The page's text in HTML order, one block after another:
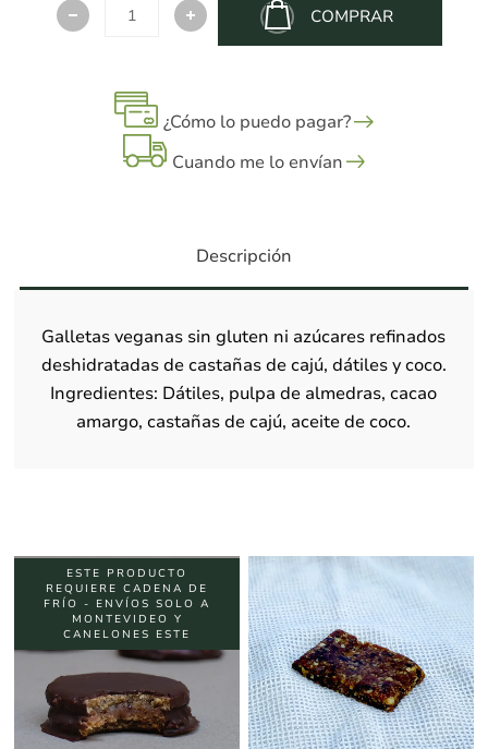
COMPRAR
¿Cómo lo puedo pagar?
Cuando me lo envían
Descripción
Galletas veganas sin gluten ni azúcares refinados
deshidratadas de castañas de cajú, dátiles y coco.
Ingredientes: Dátiles, pulpa de almedras, cacao
amargo, castañas de cajú, aceite de coco.
ESTE PRODUCTO
REQUIERE CADENA DE
FRÍO - ENVÍOS SOLO A
MONTEVIDEO Y
CANELONES ESTE